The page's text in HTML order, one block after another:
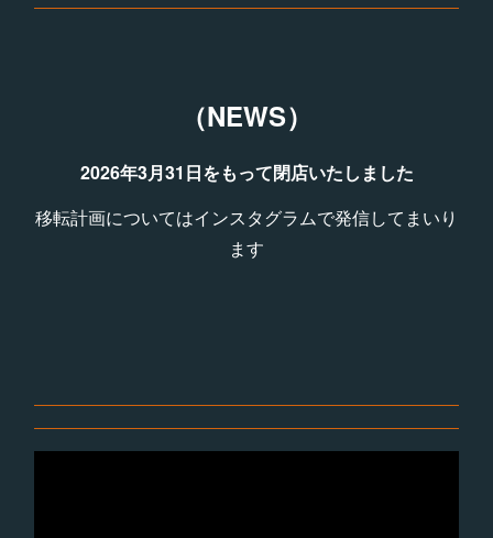
（NEWS）
2026年3月31日をもって閉店いたしました
移転計画についてはインスタグラムで発信してまいり
ます